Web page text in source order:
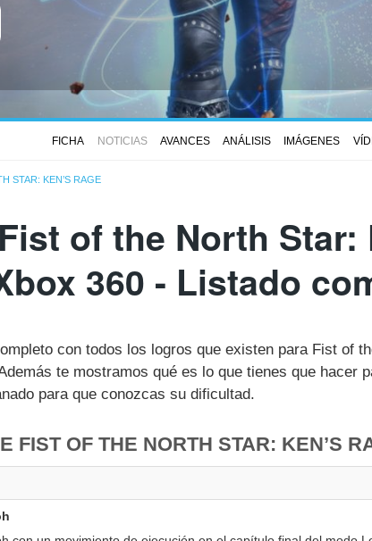
FICHA NOTICIAS AVANCES ANÁLISIS IMÁGENES
STAR: KEN’S RAGE
of the North Star:
360 - Listado
con todos los logros que existen para Fist of
te mostramos qué es lo que tienes que hacer
para que conozcas su dificultad.
FIST OF THE NORTH STAR: KEN’S